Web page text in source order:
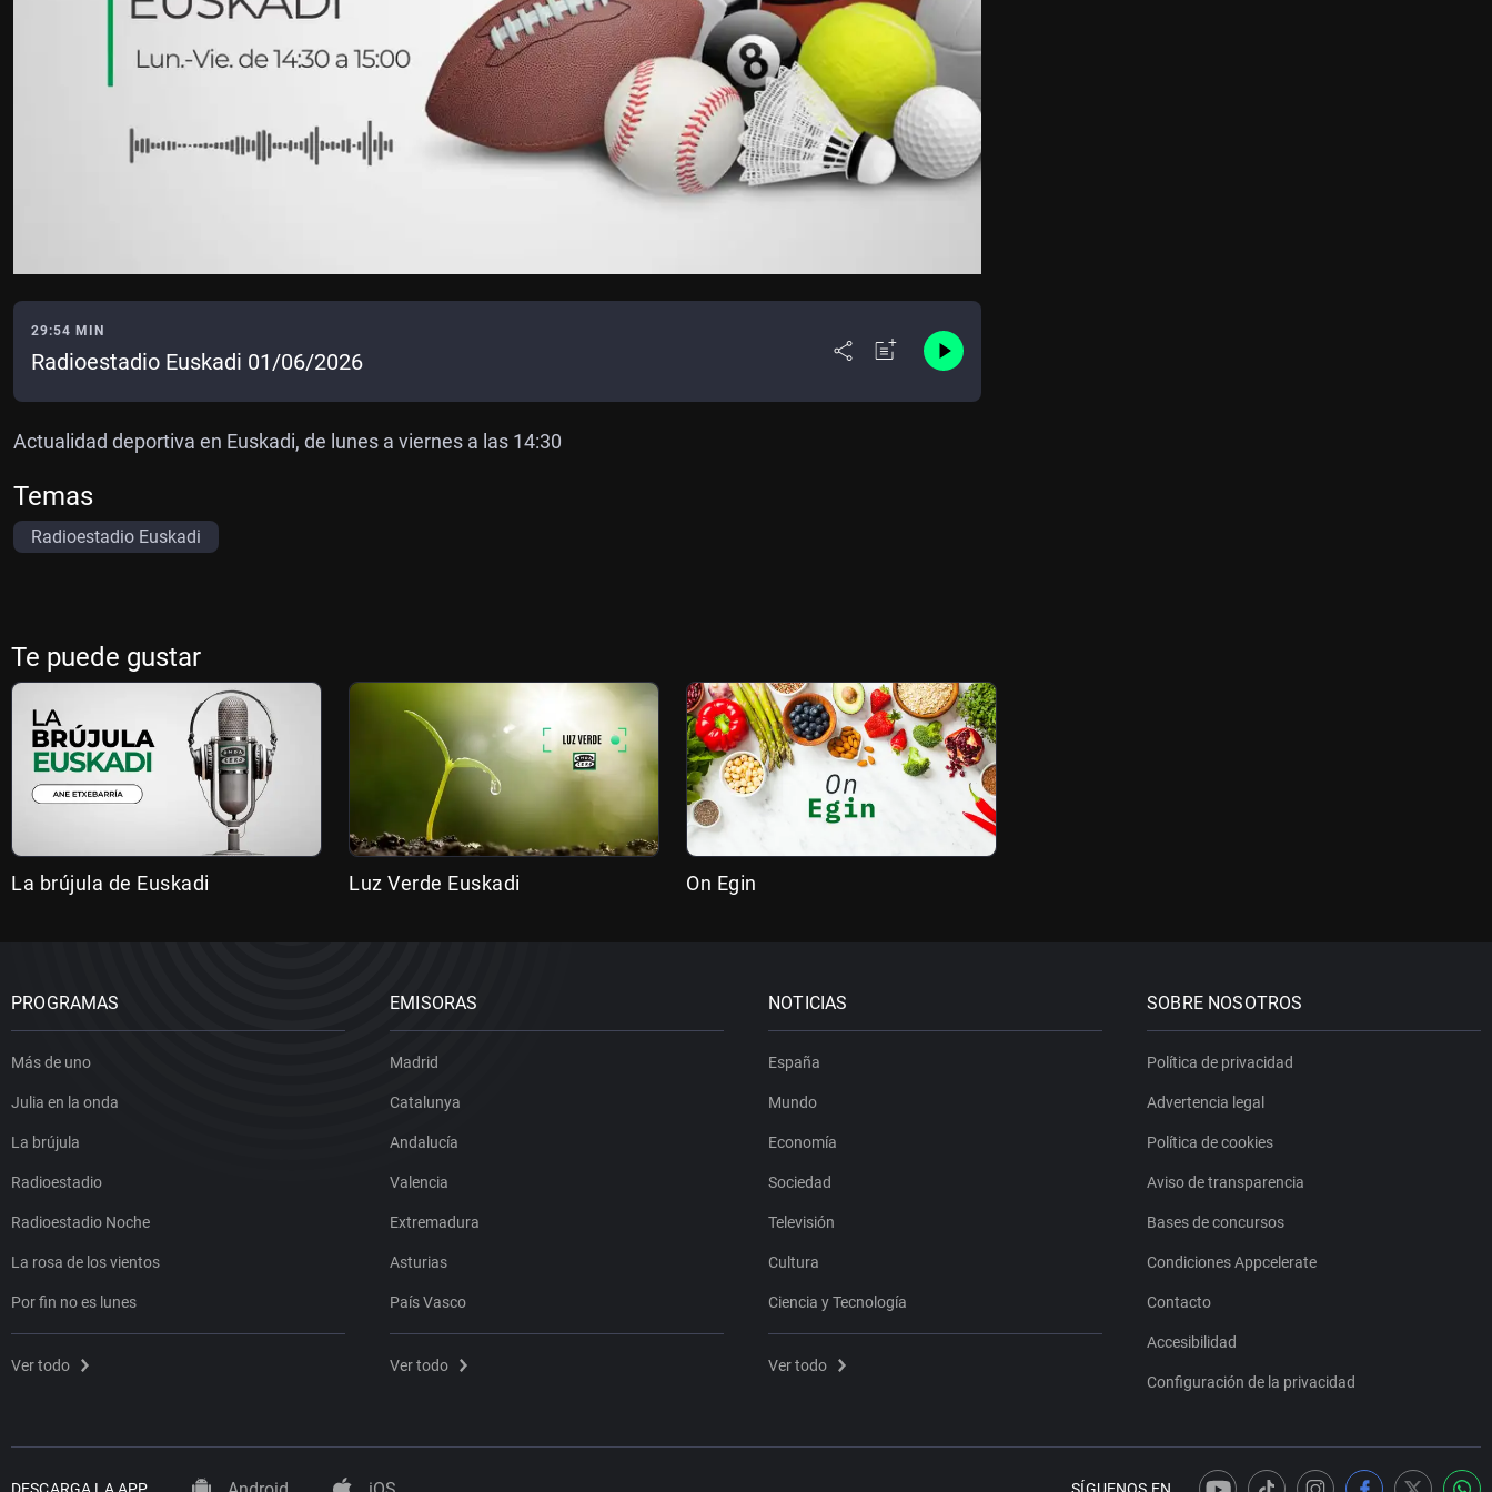
29:54 MIN
Radioestadio Euskadi 01/06/2026
Actualidad deportiva en Euskadi, de lunes a viernes a las 14:30
Temas
Radioestadio Euskadi
Te puede gustar
La brújula de Euskadi Luz Verde Euskadi On Egin
PROGRAMAS
Más de uno
Julia en la onda
La brújula
Radioestadio
Radioestadio Noche
La rosa de los vientos
Por fin no es lunes
Ver todo
EMISORAS
Madrid
Catalunya
Andalucía
Valencia
Extremadura
Asturias
País Vasco
Ver todo
NOTICIAS
España
Mundo
Economía
Sociedad
Televisión
Cultura
Ciencia y Tecnología
Ver todo
SOBRE NOSOTROS
Política de privacidad
Advertencia legal
Política de cookies
Aviso de transparencia
Bases de concursos
Condiciones Appcelerate
Contacto
Accesibilidad
Configuración de la privacidad